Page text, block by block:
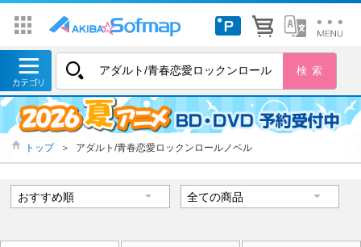
トップ ＞ アダルト/青春恋愛ロックンロールノベル